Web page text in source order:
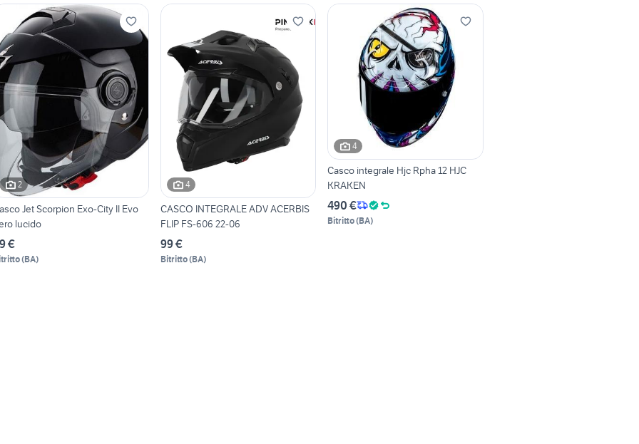
2
Jet Scorpion Exo-City II Evo
lucido
€
(BA)
4
CASCO INTEGRALE ADV ACERBIS
FLIP FS-606 22-06
99 €
Bitritto(BA)
4
Casco integrale Hjc Rpha 12 HJC
KRAKEN
490 €
Bitritto(BA)